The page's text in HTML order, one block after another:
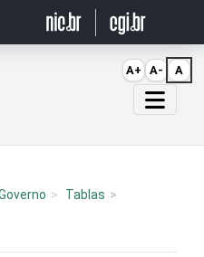
Tablas
A+ A- A